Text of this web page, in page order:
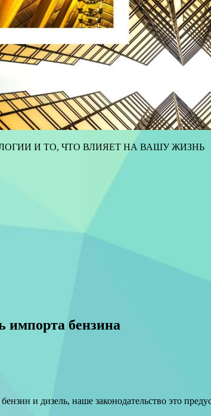
И ТО, ЧТО ВЛИЯЕТ НА ВАШУ ЖИЗНЬ
импорта бензина
и дизель, наше законодательство это